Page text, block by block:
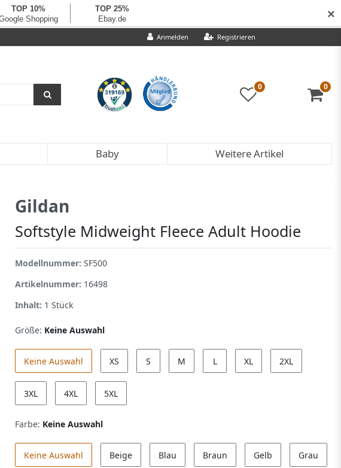
Anmelden Registrieren
0 0
Baby Weitere Artikel
Gildan
Softstyle Midweight Fleece Adult Hoodie
Modellnummer: SF500
Artikelnummer: 16498
Inhalt: 1 Stück
Größe: Keine Auswahl
Keine Auswahl XS S M L XL 2XL
3XL 4XL 5XL
Farbe: Keine Auswahl
Keine Auswahl Beige Blau Braun Gelb Grau
✕